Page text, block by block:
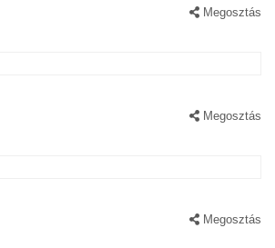
Megosztás
Megosztás
Megosztás